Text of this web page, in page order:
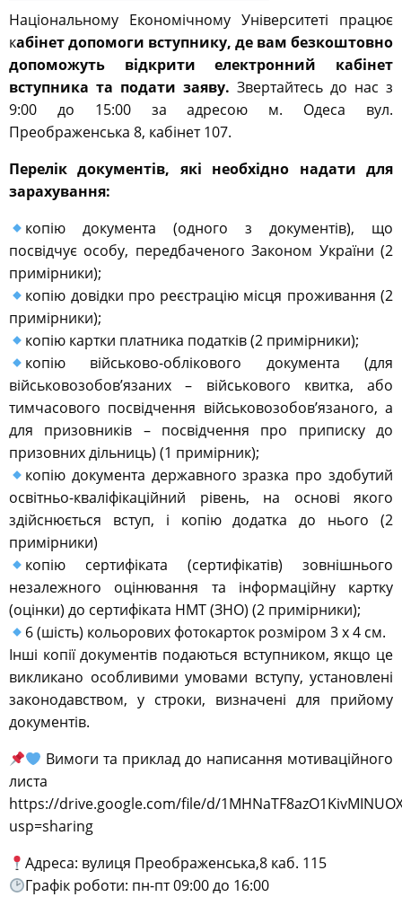
Національному Економічному Університеті працює
кабінет допомоги вступнику, де вам безкоштовно
допоможуть відкрити електронний кабінет
вступника та подати заяву. Звертайтесь до нас з
9:00 до 15:00 за адресою м. Одеса вул.
Преображенська 8, кабінет 107.
Перелік документів, які необхідно надати для
зарахування:
копію документа (одного з документів), що
посвідчує особу, передбаченого Законом України (2
примірники);
копію довідки про реєстрацію місця проживання (2
примірники);
копію картки платника податків (2 примірники);
копію військово-облікового документа (для
військовозобов’язаних – військового квитка, або
тимчасового посвідчення військовозобов’язаного, а
для призовників – посвідчення про приписку до
призовних дільниць) (1 примірник);
копію документа державного зразка про здобутий
освітньо-кваліфікаційний рівень, на основі якого
здійснюється вступ, і копію додатка до нього (2
примірники)
копію сертифіката (сертифікатів) зовнішнього
незалежного оцінювання та інформаційну картку
(оцінки) до сертифіката НМТ (ЗНО) (2 примірники);
6 (шість) кольорових фотокарток розміром 3 х 4 см.
Інші копії документів подаються вступником, якщо це
викликано особливими умовами вступу, установлені
законодавством, у строки, визначені для прийому
документів.
Вимоги та приклад до написання мотиваційного
листа
https://drive.google.com/file/d/
usp=sharing
Адреса: вулиця Преображенська,8 каб. 115
Графік роботи: пн-пт 09:00 до 16:00